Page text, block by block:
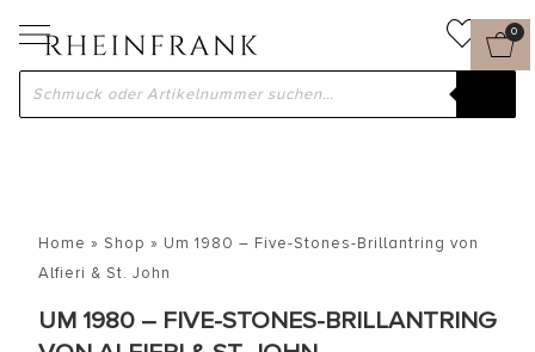
0
Home » Shop » Um 1980 – Five-Stones-Brillantring von
Alfieri & St. John
UM 1980 – FIVE-STONES-BRILLANTRING